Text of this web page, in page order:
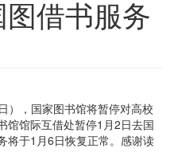
借书服务
，国家图书馆将暂停对高校
馆馆际互借处暂停1月2日去国
将于1月6日恢复正常。感谢读